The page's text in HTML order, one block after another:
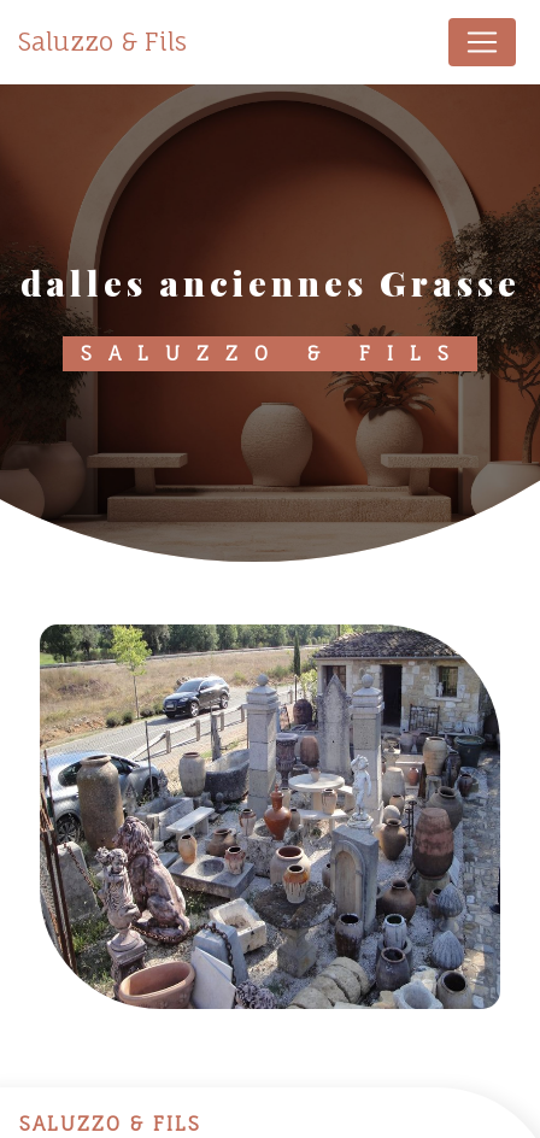
Saluzzo & Fils
dalles anciennes Grasse
SALUZZO & FILS
SALUZZO & FILS